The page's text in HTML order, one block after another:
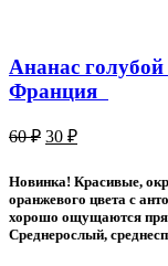
Ананас
Франция
60₽ Первоначальная
60 ₽.
30 ₽Текущая
30 ₽.
Новинка! Красивые,
оранжевого цвета с
хорошо ощущаются
Среднерослый,